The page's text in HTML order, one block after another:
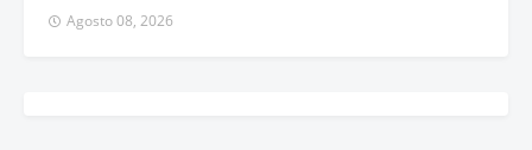
Agosto 08, 2026